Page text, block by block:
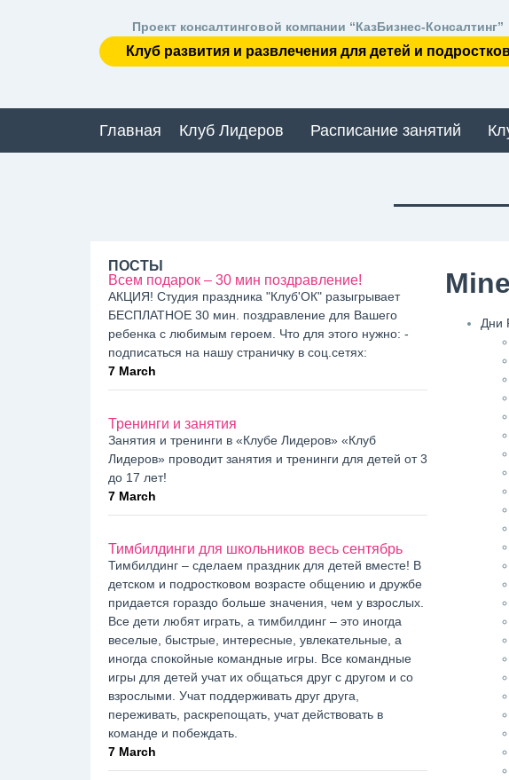
Проект консалтинговой компании “КазБизнес-Консалтинг”
Клуб развития и развлечения для детей и
Главная Клуб Лидеров Расписание занятий
ПОСТЫ
Всем подарок – 30 мин поздравление!
АКЦИЯ! Студия праздника "Клуб'ОК" разыгрывает
БЕСПЛАТНОЕ 30 мин. поздравление для Вашего
ребенка с любимым героем. Что для этого нужно: -
подписаться на нашу страничку в соц.сетях:
7 March
Тренинги и занятия
Занятия и тренинги в «Клубе Лидеров» «Клуб
Лидеров» проводит занятия и тренинги для детей от 3
до 17 лет!
7 March
Тимбилдинги для школьников весь сентябрь
Тимбилдинг – сделаем праздник для детей вместе! В
детском и подростковом возрасте общению и дружбе
придается гораздо больше значения, чем у взрослых.
Все дети любят играть, а тимбилдинг – это иногда
веселые, быстрые, интересные, увлекательные, а
иногда спокойные командные игры. Все командные
игры для детей учат их общаться друг с другом и со
взрослыми. Учат поддерживать друг друга,
переживать, раскрепощать, учат действовать в
команде и побеждать.
7 March
Дни